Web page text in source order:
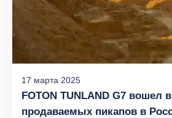
17 марта 2025
FOTON TUNLAND G7 вошел
продаваемых пикапов в